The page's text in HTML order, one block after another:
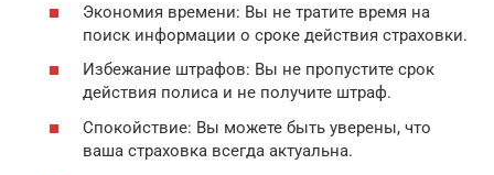
Экономия времени: Вы не тратите время на
поиск информации о сроке действия страховки.
Избежание штрафов: Вы не пропустите срок
действия полиса и не получите штраф.
Спокойствие: Вы можете быть уверены, что
ваша страховка всегда актуальна.